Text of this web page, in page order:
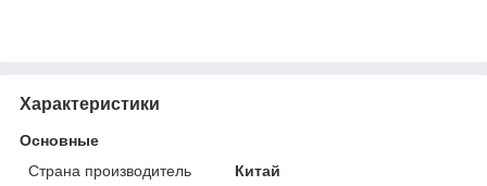
Характеристики
Основные
Страна производитель
Китай